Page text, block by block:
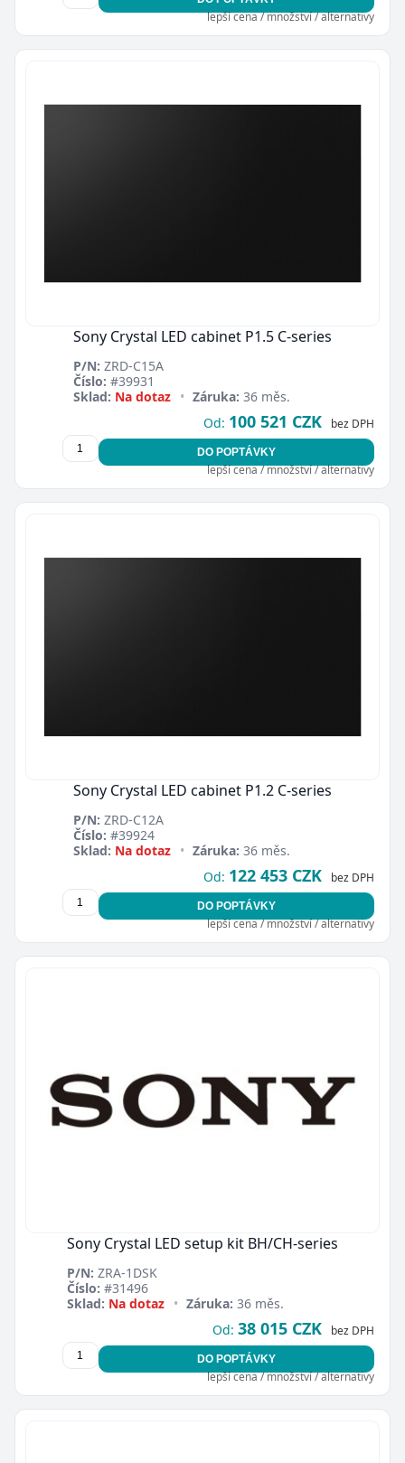
lepší cena / množství / alternativy
Sony Crystal LED cabinet P1.5 C-series
P/N: ZRD-C15A
Číslo: #39931
Sklad: Na dotaz • Záruka: 36 měs.
Od: 100 521 CZK bez DPH
DO POPTÁVKY
lepší cena / množství / alternativy
Sony Crystal LED cabinet P1.2 C-series
P/N: ZRD-C12A
Číslo: #39924
Sklad: Na dotaz • Záruka: 36 měs.
Od: 122 453 CZK bez DPH
DO POPTÁVKY
lepší cena / množství / alternativy
Sony Crystal LED setup kit BH/CH-series
P/N: ZRA-1DSK
Číslo: #31496
Sklad: Na dotaz • Záruka: 36 měs.
Od: 38 015 CZK bez DPH
DO POPTÁVKY
lepší cena / množství / alternativy